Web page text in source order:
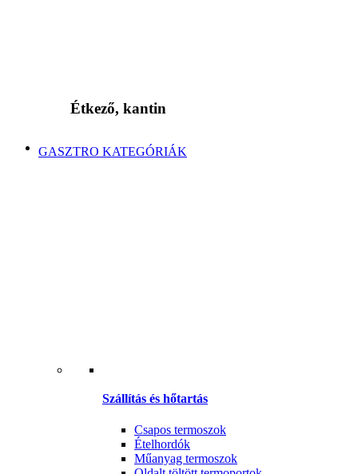
Étkező, kantin
GASZTRO KATEGÓRIÁK
Szállítás és hőtartás
Csapos termoszok
Ételhordók
Műanyag termoszok